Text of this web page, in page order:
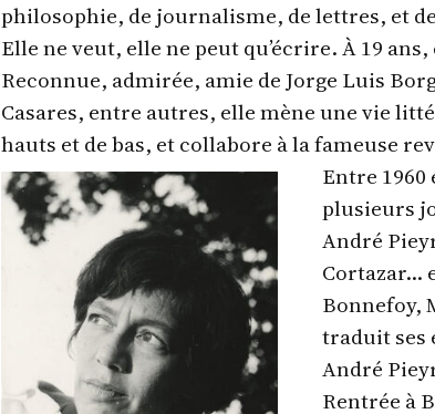
philosophie, de journalisme, de lettres, et
Elle ne veut, elle ne peut qu’écrire. À 19
Reconnue, admirée, amie de Jorge Luis
Casares, entre autres, elle mène une vie
hauts et de bas, et collabore à la fameuse
Entre 1960
plusieurs
André
Cortazar…
Bonnefoy,
traduit ses
André
Rentrée à